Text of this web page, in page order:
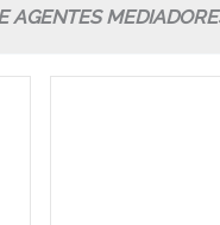
AGENTES